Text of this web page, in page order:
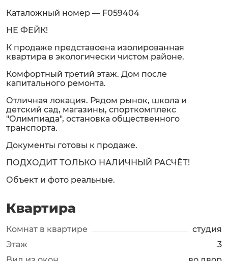
Каталожный номер — F059404
НЕ ФЕЙК!
К продаже представоена изолированная
квартира в экологически чистом районе.
Комфортный третий этаж. Дом после
капитального ремонта.
Отличная локация. Рядом рынок, школа и
детский сад, магазины, спорткомплекс
"Олимпиада", остановка общественного
транспорта.
Документы готовы к продаже.
ПОДХОДИТ ТОЛЬКО НАЛИЧНЫЙ РАСЧЁТ!
Объект и фото реальные.
Квартира
Комнат в квартире
студия
Этаж
3